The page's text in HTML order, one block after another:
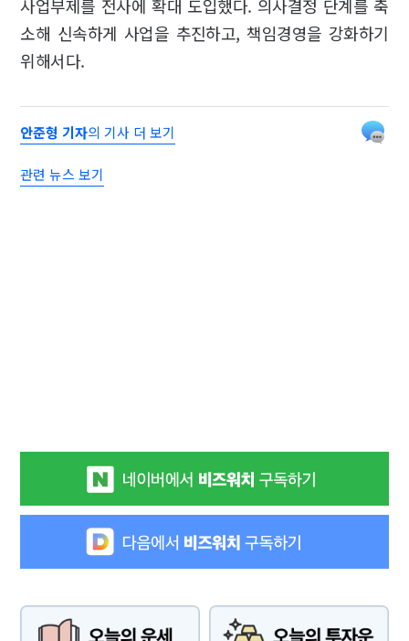
사업부제를 전사에 확대 도입했다. 의사결정 단계를 축
소해 신속하게 사업을 추진하고, 책임경영을 강화하기
위해서다.
안준형 기자의 기사 더 보기
관련 뉴스 보기